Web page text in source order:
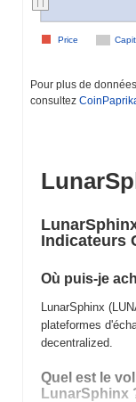
Price
Pour plus de données,
consultez
Indicateurs
Où puis-je
LunarSphinx
plateformes
decentralized.
Quel est le
LunarSphinx